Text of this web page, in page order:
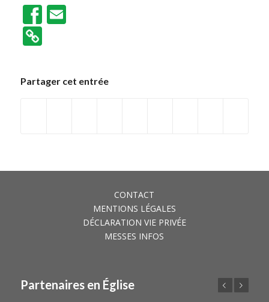
Facebook
Email
Partager cet entrée
CONTACT
MENTIONS LÉGALES
DÉCLARATION VIE PRIVÉE
MESSES INFOS
Partenaires en Église